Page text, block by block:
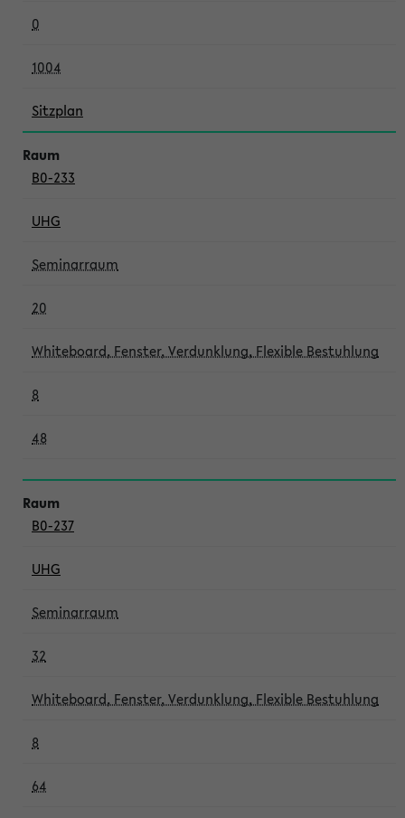
0
1004
Sitzplan
B0-233
UHG
Seminarraum
20
Whiteboard, Fenster, Verdunklung, Flexible Bestuhlung
8
48
B0-237
UHG
Seminarraum
32
Whiteboard, Fenster, Verdunklung, Flexible Bestuhlung
8
64